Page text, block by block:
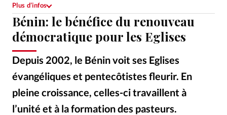
Opinions
Tous les articles
Emploi
Se connecter
Édition: Internationale
Bénin: le bénéfice du renouveau
démocratique pour les Eglises
Depuis 2002, le Bénin voit ses Eglises
évangéliques et pentecôtistes fleurir. En
pleine croissance, celles-ci travaillent à
l’unité et à la formation des pasteurs.
Plus d’infos
©iStock - Scène de rue au Bénin